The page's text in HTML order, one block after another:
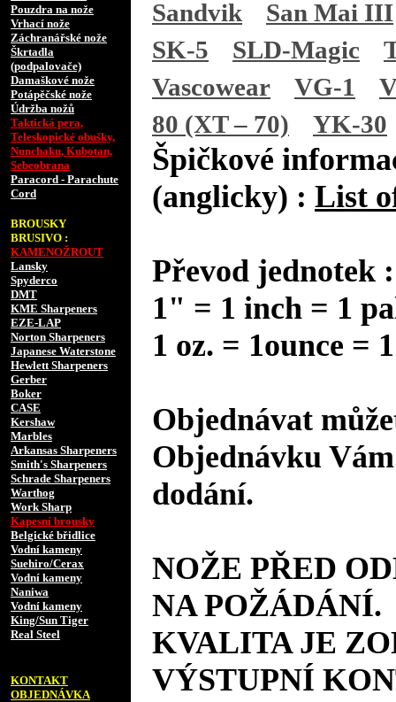
Pouzdra na nože
Vrhací nože
Záchranářské nože
Škrtadla
(podpalovače)
Damaškové nože
Potápěčské nože
Údržba nožů
Taktická pera,
Teleskopické obušky,
Nunchaku, Kubotan,
Sebeobrana
Paracord - Parachute
Cord
BROUSKY
BRUSIVO :
KAMENOŽROUT
Lansky
Spyderco
DMT
KME Sharpeners
EZE-LAP
Norton Sharpeners
Japanese Waterstone
Hewlett Sharpeners
Gerber
Boker
CASE
Kershaw
Marbles
Arkansas Sharpeners
Smith's Sharpeners
Schrade Sharpeners
Warthog
Work Sharp
Kapesní brousky
Belgické břidlice
Vodní kameny
Suehiro/Cerax
Vodní kameny
Naniwa
Vodní kameny
King/Sun Tiger
Real Steel
KONTAKT
OBJEDNÁVKA
Sandvik
San Mai III
SK-5
SLD-Magic
Vascowear
VG-1
80 (XT – 70)
YK-30
Špičkové
(anglicky) : List
Převod jednotek :
1" = 1 inch = 1
1 oz. = 1ounce =
Objednávat
Objednávku
dodání.
NOŽE PŘED
NA POŽÁDÁNÍ.
KVALITA JE
VÝSTUPNÍ